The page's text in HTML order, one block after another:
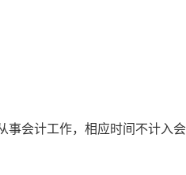
会计工作，相应时间不计入